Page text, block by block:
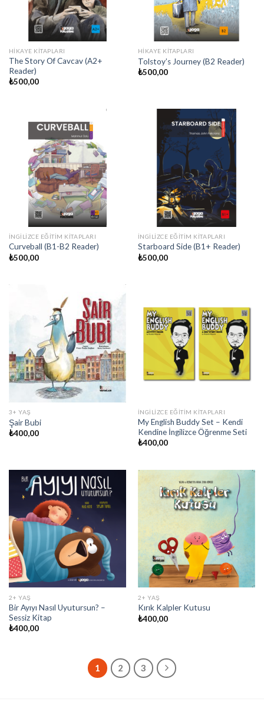
HIKAYE KITAPLARI
The Story Of Cavcav (A2+
Reader)
₺500,00
HIKAYE KITAPLARI
Tolstoy’s Journey (B2 Reader)
₺500,00
İNGILIZCE EĞITIM KITAPLARI
Curveball (B1-B2 Reader)
₺500,00
İNGILIZCE EĞITIM KITAPLARI
Starboard Side (B1+ Reader)
₺500,00
3+ YAŞ
Şair Bubi
₺400,00
İNGILIZCE EĞITIM KITAPLARI
My English Buddy Set – Kendi
Kendine İngilizce Öğrenme Seti
₺400,00
2+ YAŞ
Bir Ayıyı Nasıl Uyutursun? –
Sessiz Kitap
₺400,00
2+ YAŞ
Kırık Kalpler Kutusu
₺400,00
1 2 3